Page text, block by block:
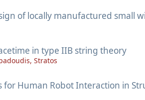
of locally manufactured small
in type IIB string theory
Stratos
for Human Robot Interaction in